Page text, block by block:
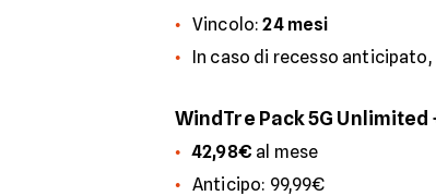
Vincolo:24 mesi
In caso di recesso
WindTre Pack 5G Unlimited
42,98€ al mese
Anticipo: 99,99€